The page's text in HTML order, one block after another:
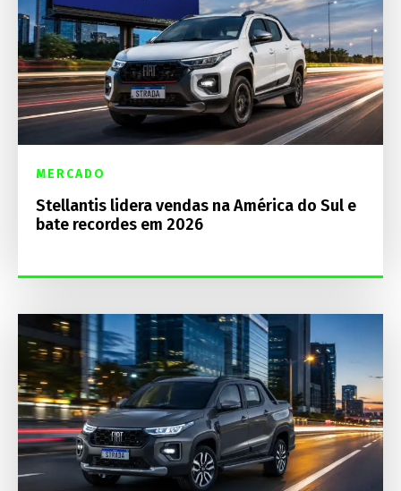
MERCADO
Stellantis lidera vendas na América do Sul e
bate recordes em 2026